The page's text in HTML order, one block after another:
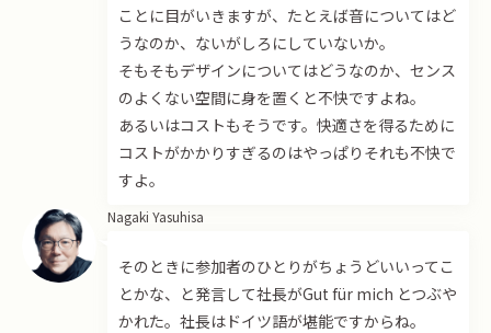
ことに目がいきますが、たとえば音についてはど
うなのか、ないがしろにしていないか。
そもそもデザインについてはどうなのか、センス
のよくない空間に身を置くと不快ですよね。
あるいはコストもそうです。快適さを得るために
コストがかかりすぎるのはやっぱりそれも不快で
すよ。
Nagaki Yasuhisa
そのときに参加者のひとりがちょうどいいってこ
とかな、と発言して社長がGut für mich とつぶや
かれた。社長はドイツ語が堪能ですからね。